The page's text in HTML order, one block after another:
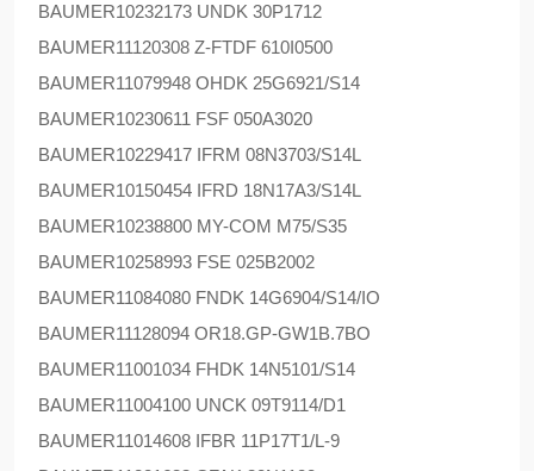
BAUMER10232173 UNDK 30P1712
BAUMER11120308 Z-FTDF 610I0500
BAUMER11079948 OHDK 25G6921/S14
BAUMER10230611 FSF 050A3020
BAUMER10229417 IFRM 08N3703/S14L
BAUMER10150454 IFRD 18N17A3/S14L
BAUMER10238800 MY-COM M75/S35
BAUMER10258993 FSE 025B2002
BAUMER11084080 FNDK 14G6904/S14/IO
BAUMER11128094 OR18.GP-GW1B.7BO
BAUMER11001034 FHDK 14N5101/S14
BAUMER11004100 UNCK 09T9114/D1
BAUMER11014608 IFBR 11P17T1/L-9